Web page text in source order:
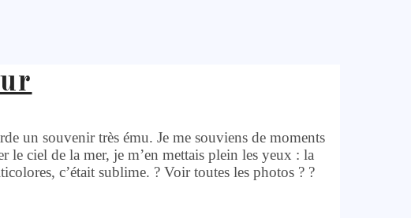
un souvenir très ému. Je me souviens de moments
le ciel de la mer, je m’en mettais plein les yeux : la
c’était sublime. ? Voir toutes les photos ? ?